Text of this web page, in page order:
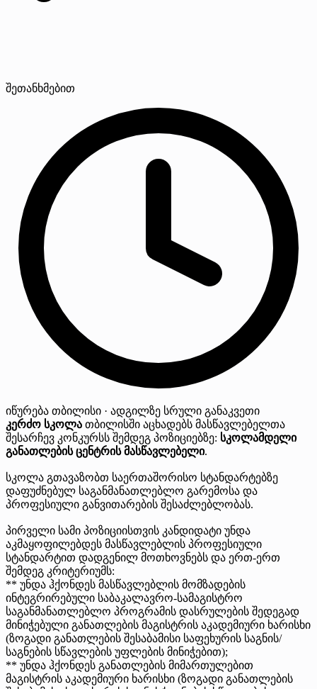
შეთანხმებით
იწურება თბილისი · ადგილზე სრული განაკვეთი
კერძო სკოლა თბილისში აცხადებს მასწავლებელთა
შესარჩევ კონკურსს შემდეგ პოზიციებზე: სკოლამდელი
განათლების ცენტრის მასწავლებელი.
სკოლა გთავაზობთ საერთაშორისო სტანდარტებზე
დაფუძნებულ საგანმანათლებლო გარემოსა და
პროფესიული განვითარების შესაძლებლობას.
პირველი სამი პოზიციისთვის კანდიდატი უნდა
აკმაყოფილებდეს მასწავლებლის პროფესიული
სტანდარტით დადგენილ მოთხოვნებს და ერთ-ერთ
შემდეგ კრიტერიუმს:
** უნდა ჰქონდეს მასწავლებლის მომზადების
ინტეგრირებული საბაკალავრო-სამაგისტრო
საგანმანათლებლო პროგრამის დასრულების შედეგად
მინიჭებული განათლების მაგისტრის აკადემიური ხარისხი
(ზოგადი განათლების შესაბამისი საფეხურის საგნის/
საგნების სწავლების უფლების მინიჭებით);
** უნდა ჰქონდეს განათლების მიმართულებით
მაგისტრის აკადემიური ხარისხი (ზოგადი განათლების